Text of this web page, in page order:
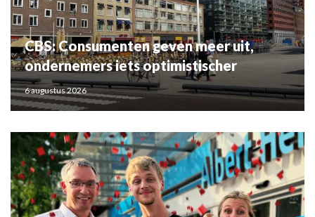
CBS: Consumenten geven meer uit,
ondernemers iets optimistischer
6 augustus 2026